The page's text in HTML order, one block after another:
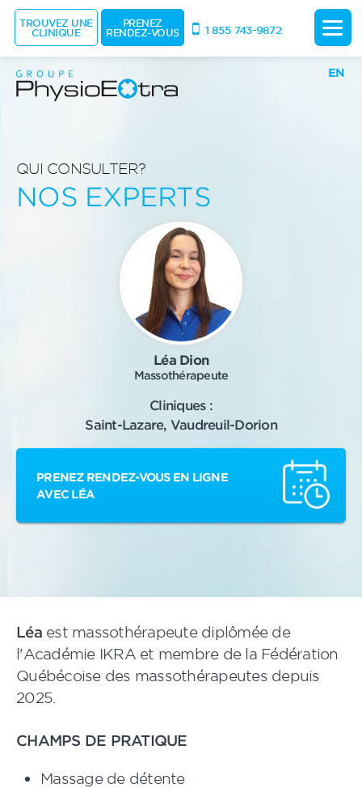
EN
QUI CONSULTER?
NOS EXPERTS
Léa Dion
Massothérapeute
Cliniques :
Saint-Lazare, Vaudreuil-Dorion
PRENEZ RENDEZ-VOUS EN LIGNE
AVEC LÉA
Léaest massothérapeute diplômée de
l'Académie IKRA et membre de la Fédération
Québécoise des massothérapeutes depuis
2025.
CHAMPS DE PRATIQUE
Massage de détente
TROUVEZ UNE
CLINIQUE
PRENEZ
RENDEZ-VOUS 1 855 743-9872